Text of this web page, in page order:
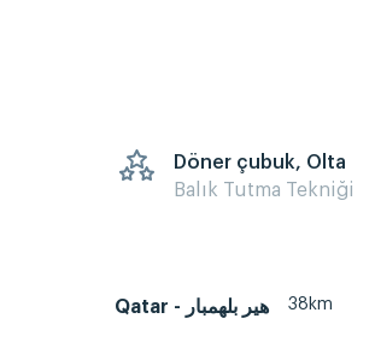
Döner çubuk, Olta
Balık Tutma Tekniği
Qatar - هير بلهمبار 38km